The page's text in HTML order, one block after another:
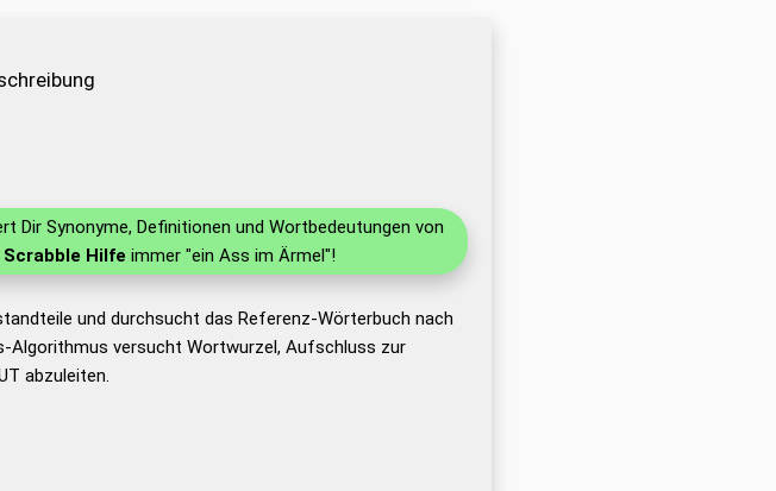
Dir Synonyme, Definitionen und Wortbedeutungen von
Scrabble Hilfe immer "ein Ass im Ärmel"!
und durchsucht das Referenz-Wörterbuch nach
Algorithmus versucht Wortwurzel, Aufschluss zur
abzuleiten.